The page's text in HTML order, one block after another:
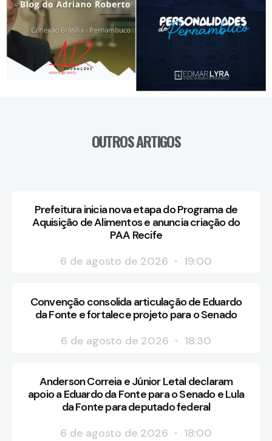
OUTROS ARTIGOS
Prefeitura inicia nova etapa do Programa de
Aquisição de Alimentos e anuncia criação do
PAA Recife
6 de agosto de 2026
19:00
Convenção consolida articulação de Eduardo
da Fonte e fortalece projeto para o Senado
6 de agosto de 2026
18:30
Anderson Correia e Júnior Letal declaram
apoio a Eduardo da Fonte para o Senado e Lula
da Fonte para deputado federal
6 de agosto de 2026
18:00